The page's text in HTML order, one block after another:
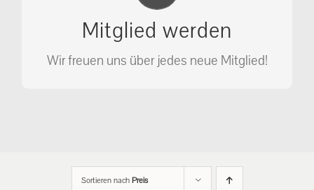
Mitglied werden
Wir freuen uns über jedes neue Mitglied!
Unterstützen Sie unseren Verein als
Mitglied.
MITGLIED WERDEN
Sortieren nach Preis